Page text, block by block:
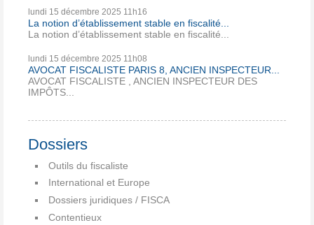
lundi 15 décembre 2025 11h16
La notion d’établissement stable en fiscalité...
La notion d’établissement stable en fiscalité...
lundi 15 décembre 2025 11h08
AVOCAT FISCALISTE PARIS 8, ANCIEN INSPECTEUR...
AVOCAT FISCALISTE , ANCIEN INSPECTEUR DES
IMPÔTS...
Dossiers
Outils du fiscaliste
International et Europe
Dossiers juridiques / FISCA
Contentieux